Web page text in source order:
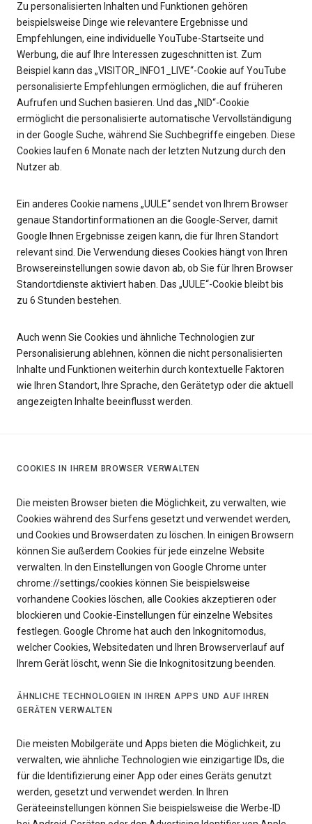
Zu personalisierten Inhalten und Funktionen gehören
beispielsweise Dinge wie relevantere Ergebnisse und
Empfehlungen, eine individuelle YouTube-Startseite und
Werbung, die auf Ihre Interessen zugeschnitten ist. Zum
Beispiel kann das „VISITOR_INFO1_LIVE“-Cookie auf YouTube
personalisierte Empfehlungen ermöglichen, die auf früheren
Aufrufen und Suchen basieren. Und das „NID“-Cookie
ermöglicht die personalisierte automatische Vervollständigung
in der Google Suche, während Sie Suchbegriffe eingeben. Diese
Cookies laufen 6 Monate nach der letzten Nutzung durch den
Nutzer ab.
Ein anderes Cookie namens „UULE“ sendet von Ihrem Browser
genaue Standortinformationen an die Google-Server, damit
Google Ihnen Ergebnisse zeigen kann, die für Ihren Standort
relevant sind. Die Verwendung dieses Cookies hängt von Ihren
Browsereinstellungen sowie davon ab, ob Sie für Ihren Browser
Standortdienste aktiviert haben. Das „UULE“-Cookie bleibt bis
zu 6 Stunden bestehen.
Auch wenn Sie Cookies und ähnliche Technologien zur
Personalisierung ablehnen, können die nicht personalisierten
Inhalte und Funktionen weiterhin durch kontextuelle Faktoren
wie Ihren Standort, Ihre Sprache, den Gerätetyp oder die aktuell
angezeigten Inhalte beeinflusst werden.
COOKIES IN IHREM BROWSER VERWALTEN
Die meisten Browser bieten die Möglichkeit, zu verwalten, wie
Cookies während des Surfens gesetzt und verwendet werden,
und Cookies und Browserdaten zu löschen. In einigen Browsern
können Sie außerdem Cookies für jede einzelne Website
verwalten. In den Einstellungen von Google Chrome unter
chrome://settings/cookies können Sie beispielsweise
vorhandene Cookies löschen, alle Cookies akzeptieren oder
blockieren und Cookie-Einstellungen für einzelne Websites
festlegen. Google Chrome hat auch den Inkognitomodus,
welcher Cookies, Websitedaten und Ihren Browserverlauf auf
Ihrem Gerät löscht, wenn Sie die Inkognitositzung beenden.
ÄHNLICHE TECHNOLOGIEN IN IHREN APPS UND AUF IHREN
GERÄTEN VERWALTEN
Die meisten Mobilgeräte und Apps bieten die Möglichkeit, zu
verwalten, wie ähnliche Technologien wie einzigartige IDs, die
für die Identifizierung einer App oder eines Geräts genutzt
werden, gesetzt und verwendet werden. In Ihren
Geräteeinstellungen können Sie beispielsweise die Werbe-ID